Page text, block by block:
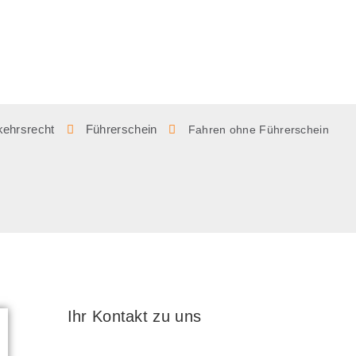
Führerschein Fahren ohne Führerschein
Ihr Kontakt zu uns